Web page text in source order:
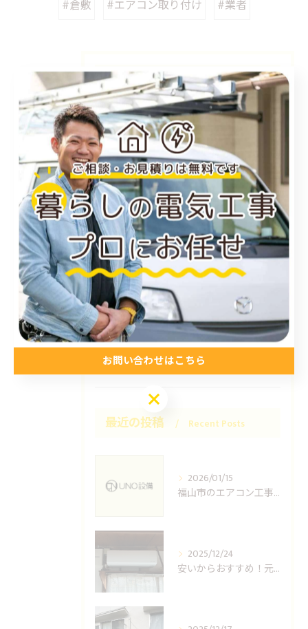
#倉敷 #エアコン取り付け #業者
カテゴリー Categories
全てのカテゴリー
福山市のエアコン工事
尾道市のエアコン工事
倉敷市のエアコン工事
アンテナ工事
電気工事
お知らせ
施工事例
お得情報
コラム
プライベート
最近の投稿 Recent Posts
2026/01/15
福山市のエアコン工事ならUNO設備へどうぞ
2025/12/24
安いからおすすめ！元消防士の倉敷エアコン取り付け業者はUNO設備へ！
お問い合わせはこちら
お問い合わせはこちら